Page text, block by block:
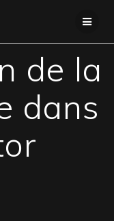
de la
dans